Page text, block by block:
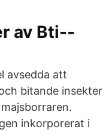
av Bti-‐
avsedda att
bitande insekter
inkorporerat i